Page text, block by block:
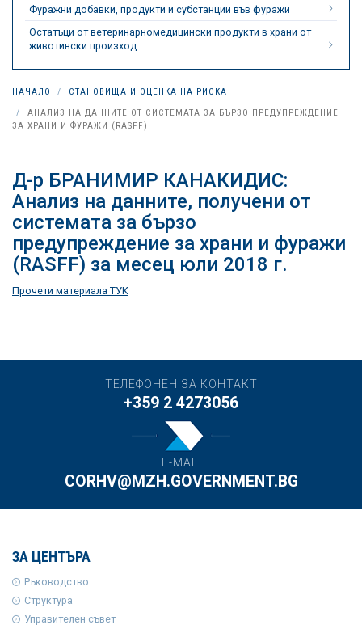
Фуражни добавки, продукти и субстанции във фуражи
Остатъци от ветеринарномедицински продукти в храни от
животински произход
НАЧАЛО
СТАНОВИЩА И ОЦЕНКА НА РИСКА
АНАЛИЗ НА ДАННИТЕ ОТ СИСТЕМАТА ЗА БЪРЗО ПРЕДУПРЕЖДЕНИЕ
ЗА ХРАНИ И ФУРАЖИ (RASFF)
Д-р БРАНИМИР КАНАКИДИС:
Анализ на данните, получени от
системата за бързо
предупреждение за храни и фуражи
(RASFF) за месец юли 2018 г.
Прочети материала ТУК
ТЕЛЕФОНЕН ЗА КОНТАКТ
+359 2 4273056
E-MAIL
CORHV@MZH.GOVERNMENT.BG
ЗА ЦЕНТЪРА
Ръководство
Структура
Управителен съвет